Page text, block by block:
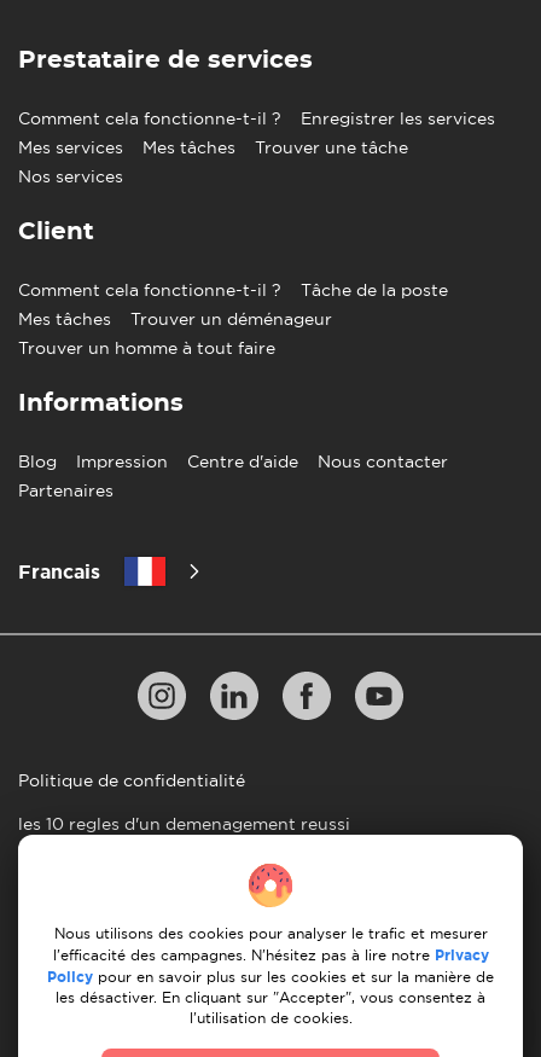
Prestataire de services
Comment cela fonctionne-t-il ?
Enregistrer les services
Mes services
Mes tâches
Trouver une tâche
Nos services
Client
Comment cela fonctionne-t-il ?
Tâche de la poste
Mes tâches
Trouver un déménageur
Trouver un homme à tout faire
Informations
Blog Impression Centre d'aide
Nous contacter
Partenaires
Francais
© 2026 Moovick. Nous utilisons des images de stock
Politique de confidentialité
les 10 regles d'un demenagement reussi
Lignes directrices en matiere de paiement
Conditions générales d'utilisation
Annulation et remboursement
Nous utilisons des cookies pour analyser le trafic et mesurer
l'efficacité des campagnes. N'hésitez pas à lire notre Privacy
Policy pour en savoir plus sur les cookies et sur la manière de
les désactiver. En cliquant sur "Accepter", vous consentez à
l'utilisation de cookies.